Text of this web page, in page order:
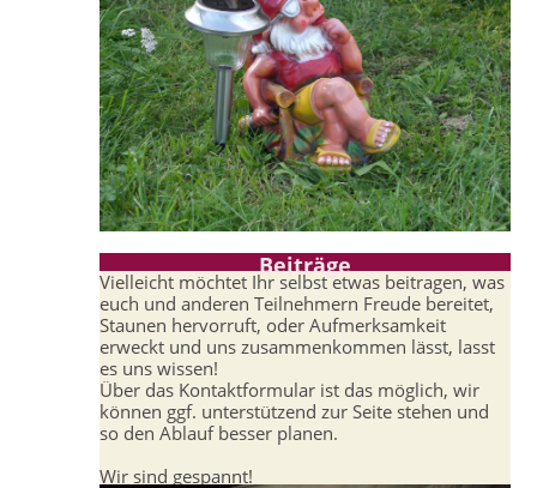
Beiträge
Vielleicht möchtet Ihr selbst etwas beitragen, was
euch und anderen Teilnehmern Freude bereitet,
Staunen hervorruft, oder Aufmerksamkeit
erweckt und uns zusammenkommen lässt, lasst
es uns wissen!
Über das Kontaktformular ist das möglich, wir
können ggf. unterstützend zur Seite stehen und
so den Ablauf besser planen.
Wir sind gespannt!